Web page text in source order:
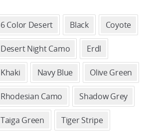
–
6 Color Desert Black Coyote
Desert Night Camo Erdl
Khaki Navy Blue Olive Green
Rhodesian Camo Shadow Grey
Taiga Green Tiger Stripe